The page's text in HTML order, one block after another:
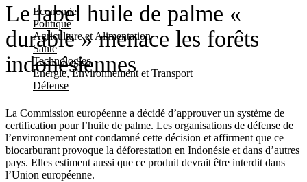
Economie
Politique
Agriculture et Alimentation
Santé
Technologies
Energie, Environnement et Transport
Défense
Le label huile de palme «
durable » menace les forêts
indonésiennes
La Commission européenne a décidé d’approuver un système de
certification pour l’huile de palme. Les organisations de défense de
l’environnement ont condamné cette décision et affirment que ce
biocarburant provoque la déforestation en Indonésie et dans d’autres
pays. Elles estiment aussi que ce produit devrait être interdit dans
l’Union européenne.